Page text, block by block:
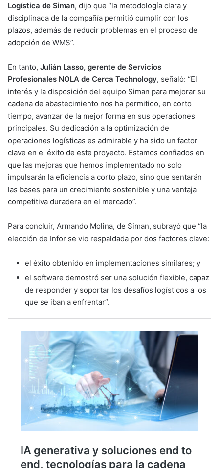
Logística de Siman, dijo que “la metodología clara y
disciplinada de la compañía permitió cumplir con los
plazos, además de reducir problemas en el proceso de
adopción de WMS”.
En tanto, Julián Lasso, gerente de Servicios
Profesionales NOLA de Cerca Technology, señaló: “El
interés y la disposición del equipo Siman para mejorar su
cadena de abastecimiento nos ha permitido, en corto
tiempo, avanzar de la mejor forma en sus operaciones
principales. Su dedicación a la optimización de
operaciones logísticas es admirable y ha sido un factor
clave en el éxito de este proyecto. Estamos confiados en
que las mejoras que hemos implementado no solo
impulsarán la eficiencia a corto plazo, sino que sentarán
las bases para un crecimiento sostenible y una ventaja
competitiva duradera en el mercado”.
Para concluir, Armando Molina, de Siman, subrayó que “la
elección de Infor se vio respaldada por dos factores clave:
el éxito obtenido en implementaciones similares; y
el software demostró ser una solución flexible, capaz
de responder y soportar los desafíos logísticos a los
que se iban a enfrentar”.